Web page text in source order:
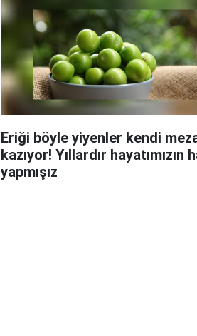
Eriği böyle yiyenler kendi
kazıyor! Yıllardır hayatımızın
yapmışız